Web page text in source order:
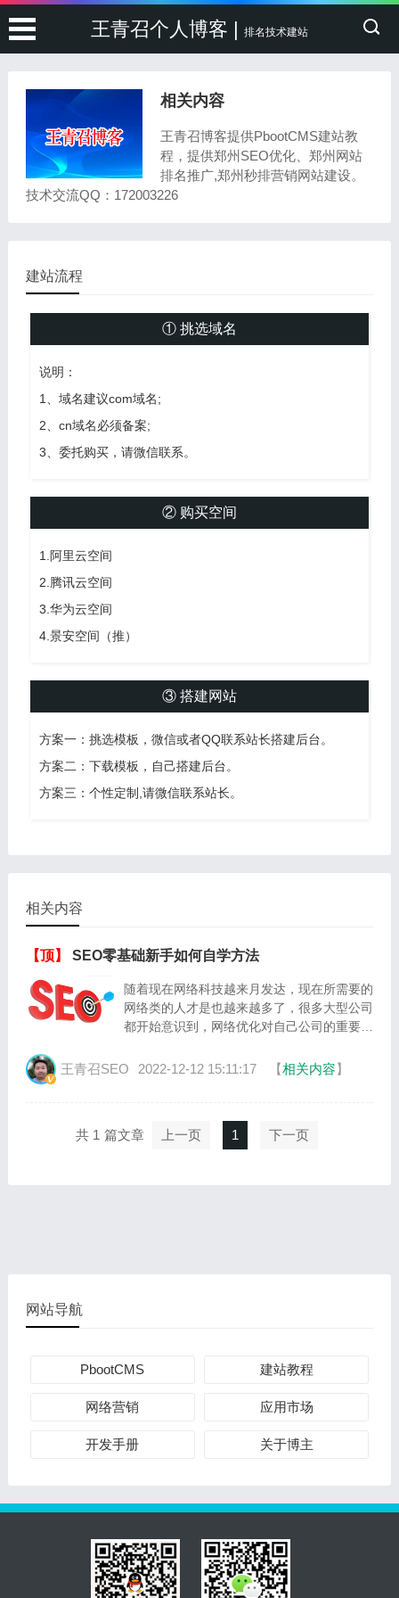
王青召个人博客 | 排名技术建站
相关内容
王青召博客提供PbootCMS建站教
程，提供郑州SEO优化、郑州网站
排名推广,郑州秒排营销网站建设。
技术交流QQ：172003226
建站流程
① 挑选域名
说明：
1、域名建议com域名;
2、cn域名必须备案;
3、委托购买，请微信联系。
② 购买空间
1.阿里云空间
2.腾讯云空间
3.华为云空间
4.景安空间（推）
③ 搭建网站
方案一：挑选模板，微信或者QQ联系站长搭建后台。
方案二：下载模板，自己搭建后台。
方案三：个性定制,请微信联系站长。
相关内容
【顶】 SEO零基础新手如何自学方法
随着现在网络科技越来月发达，现在所需要的
网络类的人才是也越来越多了，很多大型公司
都开始意识到，网络优化对自己公司的重要
从那一步开始做起呢?
王青召SEO 2022-12-12 15:11:17 【相关内容】
共 1 上一页 1 下一页
网站导航
PbootCMS 建站教程
网络营销 应用市场
开发手册 关于博主